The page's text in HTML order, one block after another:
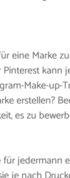
eine Marke
kann
Make-up-
erstellen?
es zu
jedermann